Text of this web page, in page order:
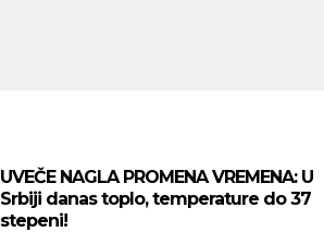
UVEČE NAGLA PROMENA VREMENA: U
Srbiji danas toplo, temperature do 37
stepeni!